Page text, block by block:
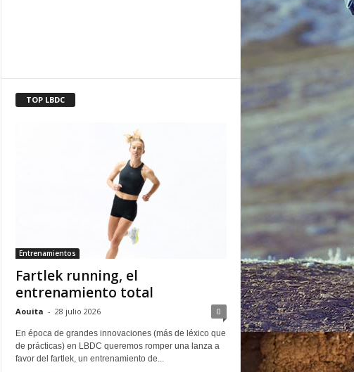
TOP LBDC
Entrenamientos
Fartlek running, el
entrenamiento total
Aouita - 28 julio 2026 0
En época de grandes innovaciones (más de léxico que
de prácticas) en LBDC queremos romper una lanza a
favor del fartlek, un entrenamiento de...